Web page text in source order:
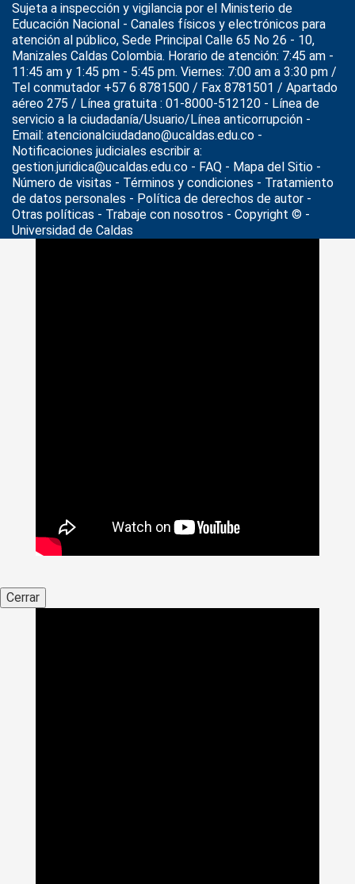
Sujeta a inspección y vigilancia por el Ministerio de
Educación Nacional - Canales físicos y electrónicos para
atención al público, Sede Principal Calle 65 No 26 - 10,
Manizales Caldas Colombia. Horario de atención: 7:45 am -
11:45 am y 1:45 pm - 5:45 pm. Viernes: 7:00 am a 3:30 pm /
Tel conmutador +57 6 8781500 / Fax 8781501 / Apartado
aéreo 275 / Línea gratuita : 01-8000-512120 - Línea de
servicio a la ciudadanía/Usuario/Línea anticorrupción -
Email: atencionalciudadano@ucaldas.edu.co -
Notificaciones judiciales escribir a:
gestion.juridica@ucaldas.edu.co - FAQ - Mapa del Sitio -
Número de visitas - Términos y condiciones - Tratamiento
de datos personales - Política de derechos de autor -
Otras políticas - Trabaje con nosotros - Copyright © -
Universidad de Caldas
Cerrar